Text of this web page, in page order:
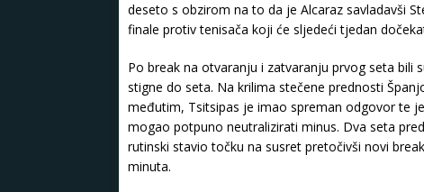
deseto s obzirom na to da je Alcaraz savladavši
finale protiv tenisača koji će sljedeći tjedan
Po break na otvaranju i zatvaranju prvog seta bili
stigne do seta. Na krilima stečene prednosti
međutim, Tsitsipas je imao spreman odgovor te
mogao potpuno neutralizirati minus. Dva seta
rutinski stavio točku na susret pretočivši novi
minuta.